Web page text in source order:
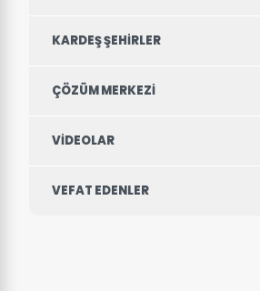
KARDEŞ ŞEHIRLER
ÇÖZÜM MERKEZİ
VIDEOLAR
VEFAT EDENLER